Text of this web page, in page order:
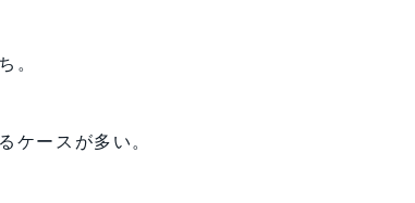
。
ケースが多い。